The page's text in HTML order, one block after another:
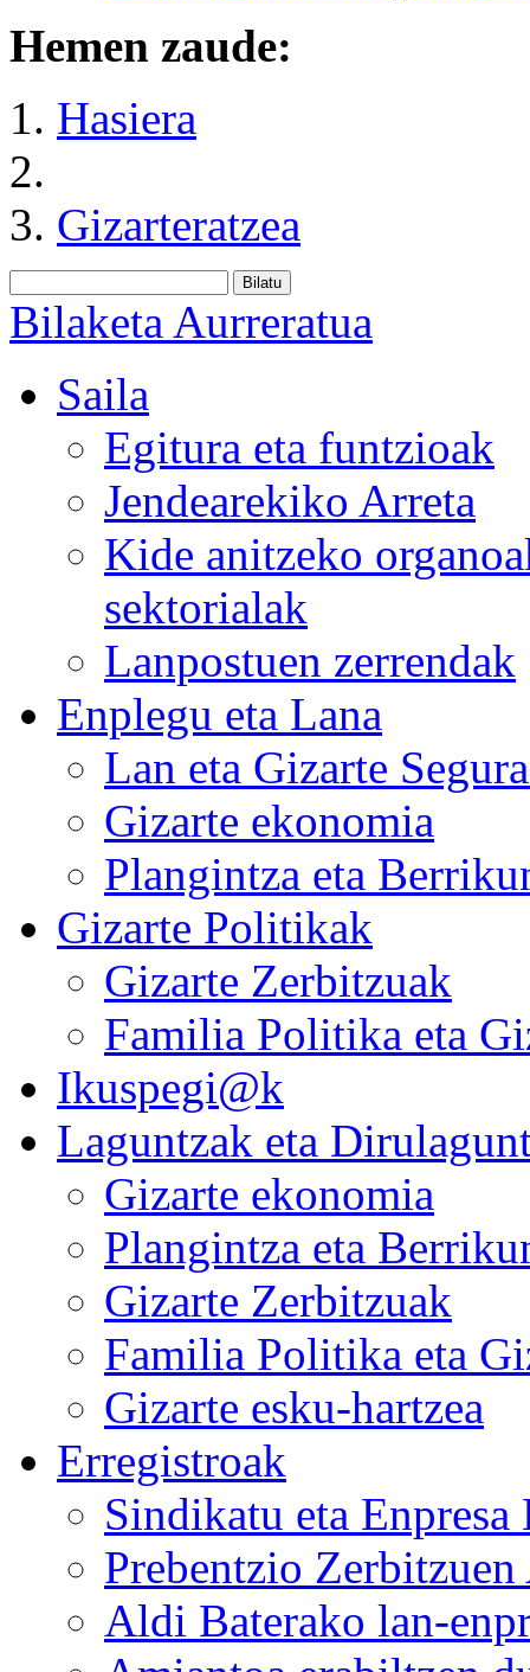
Hemen zaude:
Hasiera
Gizarteratzea
Bilaketa Aurreratua
Saila
Egitura eta funtzioak
Jendearekiko Arreta
Kide anitzeko
sektorialak
Lanpostuen zerrendak
Enplegu eta Lana
Lan eta Gizarte
Gizarte ekonomia
Plangintza eta
Gizarte Politikak
Gizarte Zerbitzuak
Familia Politika eta
Ikuspegi@k
Laguntzak eta
Gizarte ekonomia
Plangintza eta
Gizarte Zerbitzuak
Familia Politika eta
Gizarte esku-hartzea
Erregistroak
Sindikatu eta Enpresa
Prebentzio
Aldi Baterako lan-